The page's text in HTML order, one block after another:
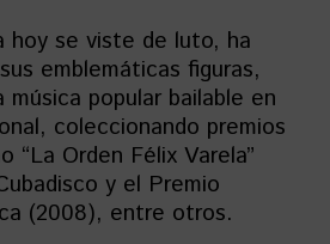
hoy se viste de luto, ha
emblemáticas figuras,
música popular bailable en
coleccionando premios
“La Orden Félix Varela”
y el Premio
(2008), entre otros.